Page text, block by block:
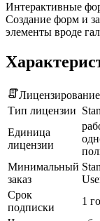
Интерактивные
Создание форм и
элементы вроде
Лицензирование
Тип лицензии
Единица
лицензии
Минимальный
заказ
Срок
подписки
1